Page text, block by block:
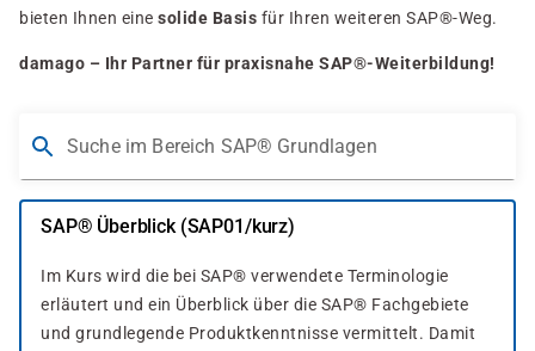
bieten Ihnen eine solide Basis für Ihren weiteren SAP®-Weg.
damago – Ihr Partner für praxisnahe SAP®-Weiterbildung!
Suche im Bereich SAP® Grundlagen
SAP® Überblick (SAP01/kurz)
Im Kurs wird die bei SAP® verwendete Terminologie
erläutert und ein Überblick über die SAP® Fachgebiete
und grundlegende Produktkenntnisse vermittelt. Damit